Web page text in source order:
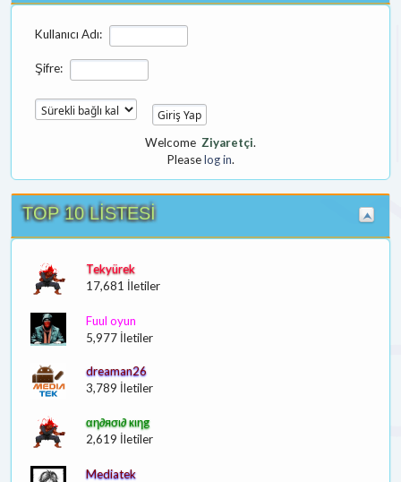
Kullanıcı Adı:
Şifre:
Welcome Ziyaretçi.
Pleaselog in.
TOP 10 LİSTESİ
Tekyürek
17,681 İletiler
Fuul oyun
5,977 İletiler
dreaman26
3,789 İletiler
αη∂яσι∂ кιηg
2,619 İletiler
Mediatek